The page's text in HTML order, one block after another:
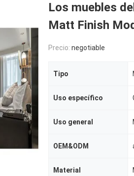
Los muebles
Matt Finish
Precio: negotiable
Tipo
Uso específico
Uso general
OEM&ODM
Material